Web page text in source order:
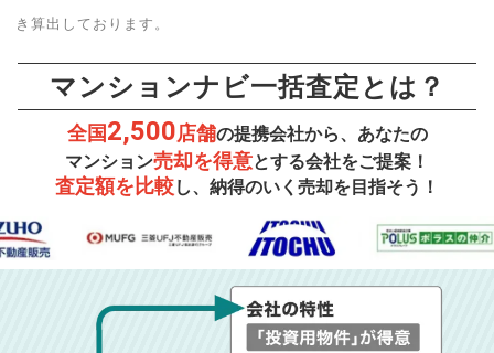
き算出しております。
マンションナビ一括査定とは？
全国2,500店舗の提携会社から、あなたの
マンション売却を得意とする会社をご提案！
査定額を比較し、納得のいく売却を目指そう！